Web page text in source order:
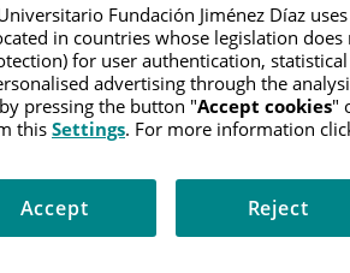
/INFORMACIÓN Y SOPORTE AL
RIESGO
aumentar las posibilidades de
aumentar el riesgo.
edad, el riesgo aumenta a
Fundación Jiménez Díaz
in countries whose legislation
for user authentication,
advertising through the
pressing the button "Accept cookies"
thisSettings. For more information
Reject
Accept